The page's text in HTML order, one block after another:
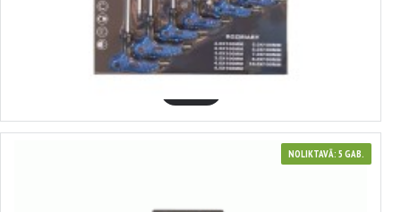
HEX BALL 11gab T-veida skrūvgrieži. H2-H10, ar eņģi, SILVER
12.23€
NOLIKTAVĀ: 5 GAB.